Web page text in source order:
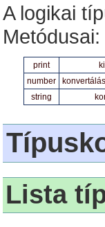
A logikai
Metódusai:
print
number
string
Lista